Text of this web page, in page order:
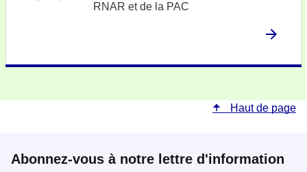
RNAR et de la PAC
Haut de page
Abonnez-vous à notre lettre d'information